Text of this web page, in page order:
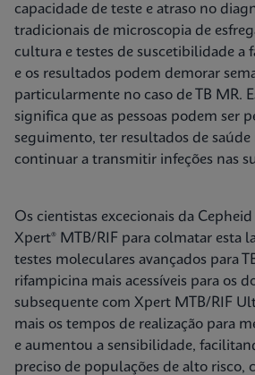
capacidade de teste e atraso no
tradicionais de microscopia de
cultura e testes de suscetibilidade a
e os resultados podem demorar
particularmente no caso de TB MR.
significa que as pessoas podem ser
seguimento, ter resultados de saúde
continuar a transmitir infeções nas
Os cientistas excecionais da
Xpert® MTB/RIF para colmatar esta
testes moleculares avançados para
rifampicina mais acessíveis para os
subsequente com Xpert MTB/RIF
mais os tempos de realização para
e aumentou a sensibilidade,
preciso de populações de alto risco,